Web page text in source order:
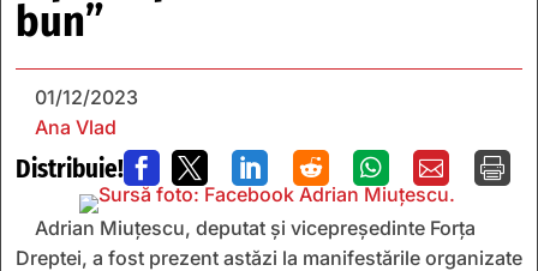
bun”
01/12/2023
Ana Vlad
Distribuie!       
Adrian Miuțescu, deputat și vicepreședinte Forța
Dreptei, a fost prezent astăzi la manifestările organizate